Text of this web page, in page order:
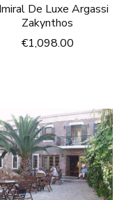
De Luxe Argassi
Zakynthos
€1,098.00